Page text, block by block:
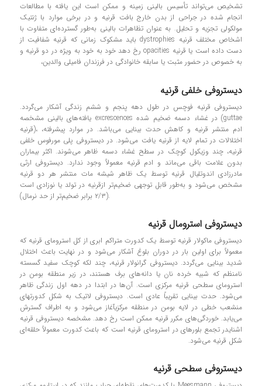
تشخیص می‌تواند تأسیس بالینی زمینه و ممکن است این یافته با مطالعات
انجام شده در جراحی از بدن خارج بافت قرنیه و در برخی موارد با ژنتیک
مولکولی تجزیه و تحلیل. به عنوان تظاهرات بالینی به‌طور گسترده‌ای متفاوت با
اشخاص مختلف قرنیه dystrophies باید مشکوک زمانی که قرنیه شفافیت از
دست داده است یا قرنیه opacities رخ دهد خود به خود به ویژه در دو قرنیه و
به خصوص در حضور مثبت یا سابقه خانوادگی در فرزندان فامیلی والدین،
دیستروفی خلفی قرنیه
دیستروفی قرنیه فوچس در طول دهه پنجم و ششم زندگی آشکار می‌گردد.
یافته‌های بالینی مشخصه excrescences در غشاء دسمه ضخیم شده (guttae
قرنیه)، ادم منتشر قرنیه و کاهش حدت بینایی می‌باشد. در موارد پیشرفته،
اختلالات در تمام لایه از قرنیه یافت می‌شود. در دیستروفی پلی مورفوس خلفی
قرنیه، چند وزیکول کوچک در سطح غشاء دسمه ظاهر می‌شوند. اکثر بیماران
بدون علامت باقی می‌ماند و ادم قرنیه معمولاً وجود ندارد. دیستروفی ارثی
مادرزادی اندوتلیال قرنیه توسط یک ظاهر شیشه مات منتشر هر دو قرنیه
مشخص می‌شود و به‌طور قابل توجهی ضخیم‌تر ازقرنیه در تولد یا نوزادی است
(۲/۳ برابر ضخیم‌تر از حد نرمال).
دیستروفی استرومال قرنیه
دیستروفی ماکولار قرنیه توسط یک کدورت متراکم ابری از کل استرومای قرنیه که
معمولاً برای اولین بار در دوران بلوغ آشکار می‌شود و در نهایت باعث اختلال
شدید بینایی می‌گردد. دیستروفی گرانولار قرنیه، چند لکه کوچک سفید گسسته
نامنظم که شبیه خرده نان یا دانه‌های برف هستند، در زیر منطقه بومن در
استرومای سطحی قرنیه مرکزی است. آن‌ها در ابتدا در دهه اول زندگی ظاهر
می‌شود. حدت بینایی تقریباً عادی است. دیستروفی لاتیک به شکل کدورتهای
منشعب خطی در لایه بومن در منطقه مرکزیآغاز می‌شود و به اطراف گسترش
می‌یابد. خوردگی‌های مکرر قرنیه ممکن است رخ دهد. مشخصه دیستروفی قرنیه
اشنایدر تجمع بلورهای در استرومای قرنیه است که باعث کدورت معمولاً حلقه‌ای
شکل قرنیه می‌شود.
دیستروفی سطحی قرنیه